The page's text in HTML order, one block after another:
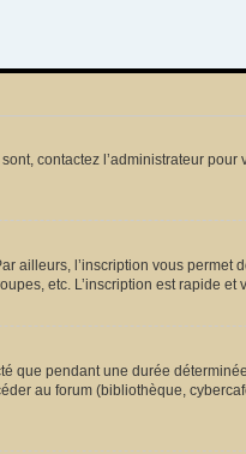
contactez l’administrateur
ailleurs, l’inscription vous
etc. L’inscription est rapide et
que pendant une durée
au forum (bibliothèque,